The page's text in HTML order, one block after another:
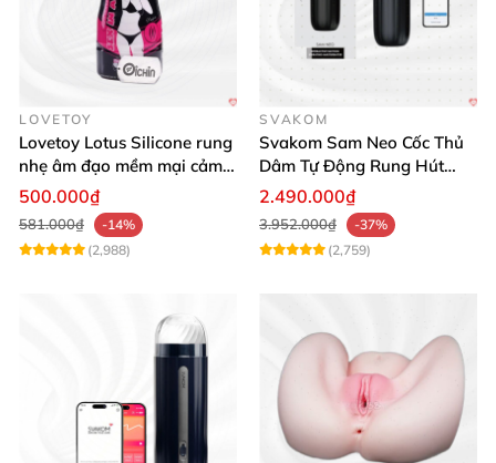
LOVETOY
Lovetoy Lotus Silicone rung
nhẹ âm đạo mềm mại cảm
giác thật
500.000₫
581.000₫
-14%
(2,988)
SVAKOM
Svakom Sam Neo Cốc Thủ
Dâm Tự Động Rung Hút
App Điều Khiển Xa
2.490.000₫
3.952.000₫
-37%
(2,759)